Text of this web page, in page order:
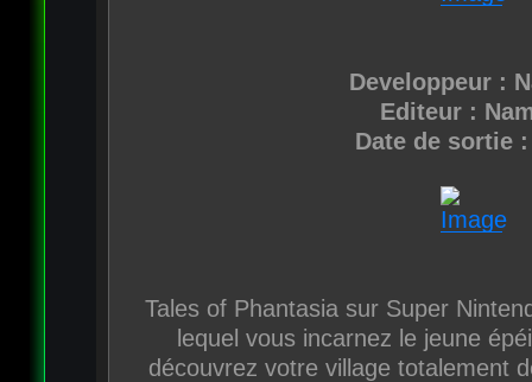
Developpeur :
Editeur :
Date de sortie :
Tales of Phantasia sur Super
lequel vous incarnez le jeune
découvrez votre village totalement